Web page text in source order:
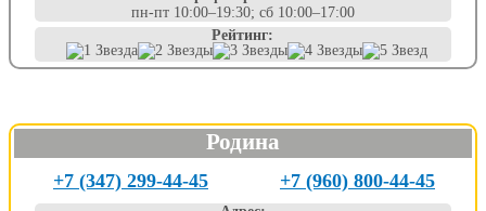
пн-пт 10:00–19:30; сб 10:00–17:00
Рейтинг:
Родина
+7 (347) 299-44-45 +7 (960) 800-44-45